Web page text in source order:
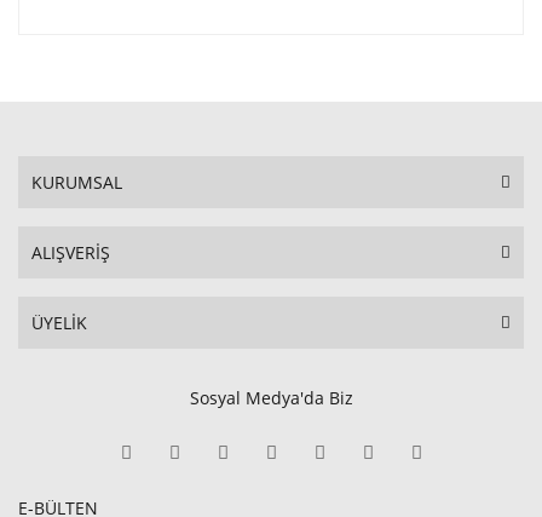
KURUMSAL
ALIŞVERİŞ
ÜYELİK
Sosyal Medya'da Biz
E-BÜLTEN